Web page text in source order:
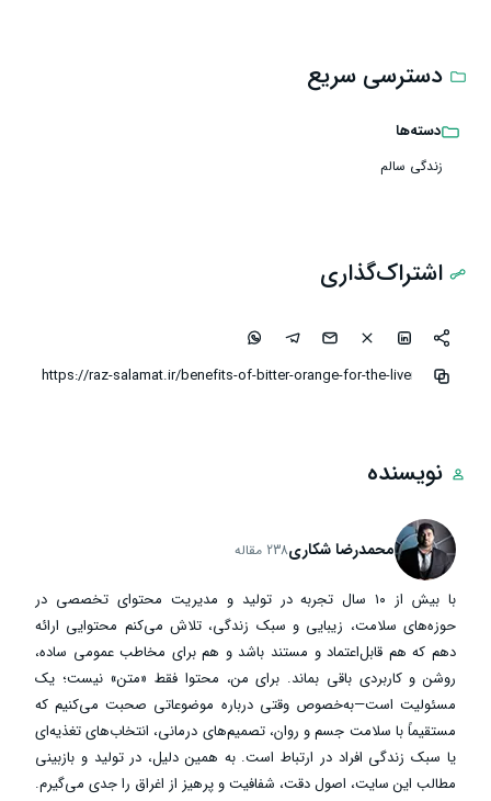
دسترسی سریع
دسته‌ها
زندگی سالم
اشتراک‌گذاری
نویسنده
محمدرضا شکاری238 مقاله
با بیش از ۱۰ سال تجربه در تولید و مدیریت محتوای تخصصی در
حوزه‌های سلامت، زیبایی و سبک زندگی، تلاش می‌کنم محتوایی ارائه
دهم که هم قابل‌اعتماد و مستند باشد و هم برای مخاطب عمومی ساده،
روشن و کاربردی باقی بماند. برای من، محتوا فقط «متن» نیست؛ یک
مسئولیت است—به‌خصوص وقتی درباره موضوعاتی صحبت می‌کنیم که
مستقیماً با سلامت جسم و روان، تصمیم‌های درمانی، انتخاب‌های تغذیه‌ای
یا سبک زندگی افراد در ارتباط است. به همین دلیل، در تولید و بازبینی
مطالب این سایت، اصول دقت، شفافیت و پرهیز از اغراق را جدی می‌گیرم.